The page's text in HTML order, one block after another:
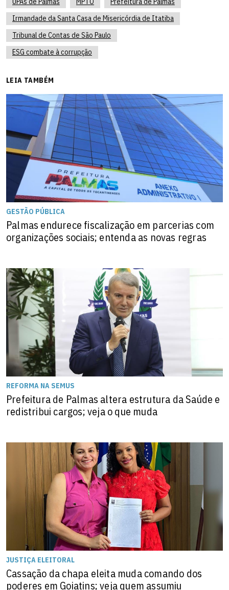
Irmandade da Santa Casa de Misericórdia de Itatiba
Tribunal de Contas de São Paulo
ESG combate à corrupção
LEIA TAMBÉM
GESTÃO PÚBLICA
Palmas endurece fiscalização em parcerias com
organizações sociais; entenda as novas regras
REFORMA NA SEMUS
Prefeitura de Palmas altera estrutura da Saúde e
redistribui cargos; veja o que muda
JUSTIÇA ELEITORAL
Cassação da chapa eleita muda comando dos
poderes em Goiatins; veja quem assumiu